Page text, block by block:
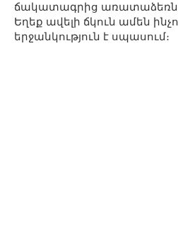
ճակատագրից առատաձեռն
Եղեք ավելի ճկուն ամեն
երջանկություն է սպասում։